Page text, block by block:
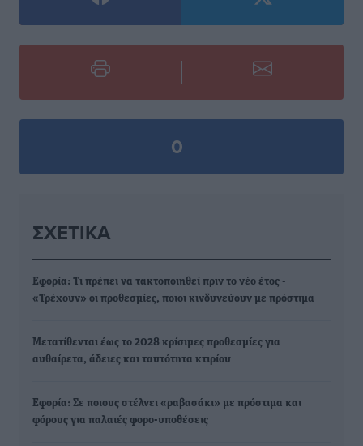
0
ΣΧΕΤΙΚΆ
Εφορία: Τι πρέπει να τακτοποιηθεί πριν το νέο έτος -
«Τρέχουν» οι προθεσμίες, ποιοι κινδυνεύουν με πρόστιμα
Μετατίθενται έως το 2028 κρίσιμες προθεσμίες για
αυθαίρετα, άδειες και ταυτότητα κτιρίου
Εφορία: Σε ποιους στέλνει «ραβασάκι» με πρόστιμα και
φόρους για παλαιές φορο-υποθέσεις